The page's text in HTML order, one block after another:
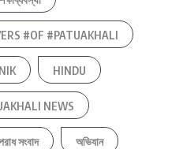
#OF #PATUAKHALI
HINDU
NEWS
সংবাদ অভিযান